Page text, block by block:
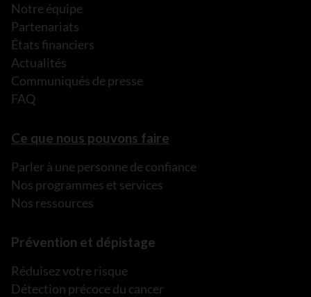
Notre équipe
Partenariats
États financiers
Actualités
Communiqués de presse
FAQ
Ce que nous pouvons faire
Parler à une personne de confiance
Nos programmes et services
Nos ressources
Prévention et dépistage
Réduisez votre risque
Détection précoce du cancer